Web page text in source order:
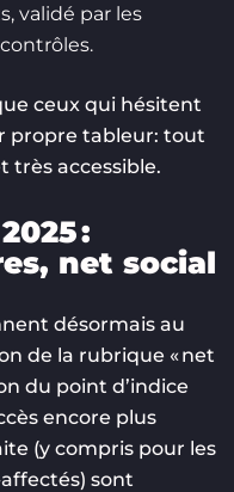
validé par les
ceux qui hésitent
propre tableur: tout
très accessible.
:
net social
désormais au
de la rubrique « net
du point d’indice
encore plus
(y compris pour les
sont